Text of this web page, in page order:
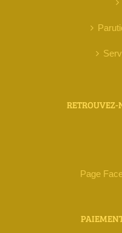
RETROUVEZ-
Page